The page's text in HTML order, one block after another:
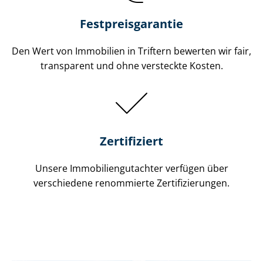
Festpreis​garantie
Den Wert von Immobilien in Triftern bewerten wir fair,
transparent und ohne versteckte Kosten.
Zertifiziert
Unsere Immobilien­gutachter verfügen über
verschiedene renommierte Zer­ti­fi­zie­run­gen.